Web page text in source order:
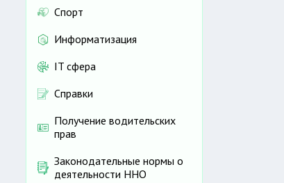
Спорт
Информатизация
IT сфера
Справки
Получение водительских
прав
Законодательные нормы о
деятельности ННО